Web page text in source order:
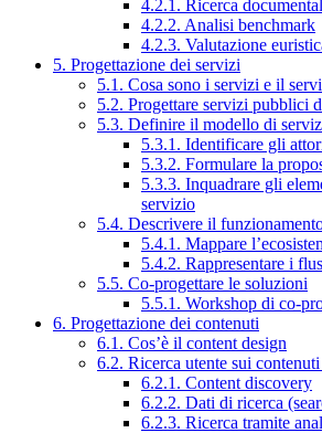
4.2.1. Ricerca
4.2.2. Analisi benchmark
4.2.3. Valutazione
5. Progettazione dei servizi
5.1. Cosa sono i servizi e il
5.2. Progettare servizi pubblici
5.3. Definire il modello di
5.3.1. Identificare gli
5.3.2. Formulare la
5.3.3. Inquadrare gli
servizio
5.4. Descrivere il
5.4.1. Mappare
5.4.2. Rappresentare i
5.5. Co-progettare le soluzioni
5.5.1. Workshop di co-
6. Progettazione dei contenuti
6.1. Cos’è il content design
6.2. Ricerca utente sui
6.2.1. Content discovery
6.2.2. Dati di ricerca
6.2.3. Ricerca tramite